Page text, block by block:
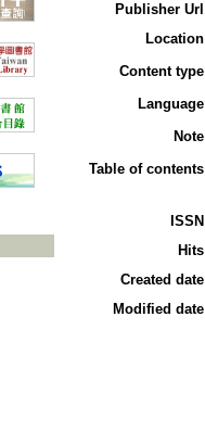
Publisher Url
Location
Content type
Language
Note
Table of contents
ISSN
Hits
Created date
Modified date